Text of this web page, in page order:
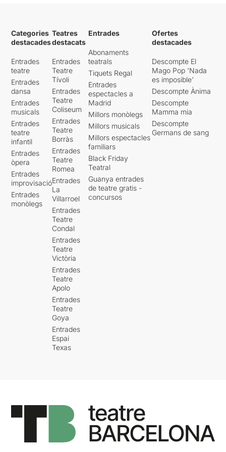
Categories
destacades
Entrades
teatre
Entrades
dansa
Entrades
musicals
Entrades
teatre
infantil
Entrades
òpera
Entrades
improvisació
Entrades
monòlegs
Teatres
destacats
Entrades
Teatre
Tívoli
Entrades
Teatre
Coliseum
Entrades
Teatre
Borràs
Entrades
Teatre
Romea
Entrades
La
Villarroel
Entrades
Teatre
Condal
Entrades
Teatre
Victòria
Entrades
Teatre
Apolo
Entrades
Teatre
Goya
Entrades
Espai
Texas
Entrades
Abonaments
teatrals
Tiquets Regal
Entrades
espectacles a
Madrid
Millors monòlegs
Millors musicals
Millors espectacles
familiars
Black Friday
Teatral
Guanya entrades
de teatre gratis -
concursos
Ofertes
destacades
Descompte El
Mago Pop 'Nada
es imposible'
Descompte Ànima
Descompte
Mamma mia
Descompte
Germans de sang